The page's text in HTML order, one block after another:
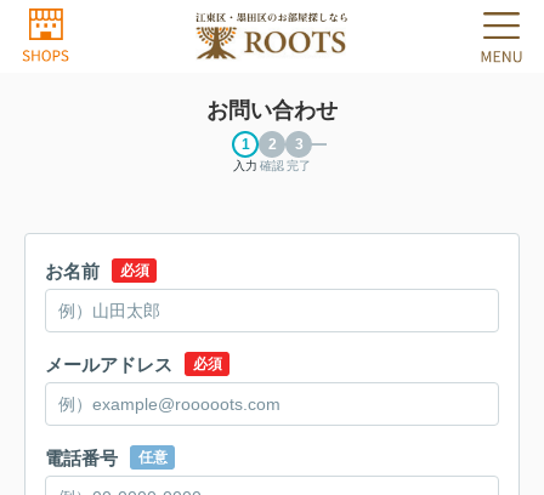
お問い合わせ
入力 確認完了
お名前 必須
メールアドレス 必須
電話番号 任意